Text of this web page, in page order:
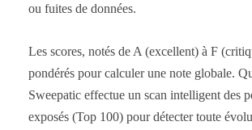
ou fuites de données.
Les scores, notés de A (excellent) à F
pondérés pour calculer une note globale.
Sweepatic effectue un scan intelligent des
exposés (Top 100) pour détecter toute